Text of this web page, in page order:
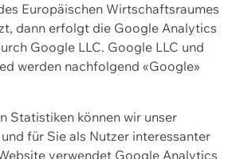
Europäischen Wirtschaftsraumes
dann erfolgt die Google Analytics
Google LLC. Google LLC und
werden nachfolgend «Google»
Statistiken können wir unser
für Sie als Nutzer interessanter
verwendet Google Analytics